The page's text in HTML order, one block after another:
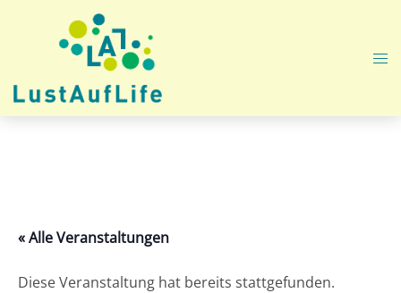
« Alle Veranstaltungen
Diese Veranstaltung hat bereits stattgefunden.